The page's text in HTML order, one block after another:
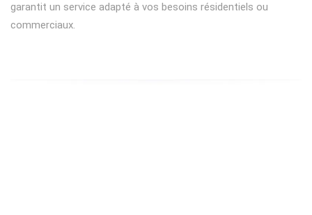
garantit un service adapté à vos besoins résidentiels ou
commerciaux.